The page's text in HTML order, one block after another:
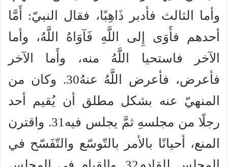
وأما الثالث فأدبر ذَاهِبًا، فقال النبيّ: أَمَّا
أحدهم فأَوَى إِلى اللَّهِ فَآوَاهُ اللَّهُ، وأما
الآخر فاستحيا اللَّهُ منه، وأَما الآخر
فأعرض، فأعرض اللَّهُ عنهُ30. وكان من
المنهيّ عنه بشكل مطلق أن يُقيم أحد
رجلًا من مجلسهِ ثمَّ يجلس فيه31. واقترن
المنع، أحيانًا بالأمر بالتّوسّع والتّفَسّح في